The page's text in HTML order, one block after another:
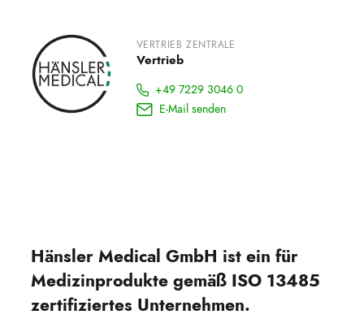
VERTRIEB ZENTRALE
Vertrieb
+49 7229 3046 0
E-Mail senden
Hänsler Medical GmbH ist ein für
Medizinprodukte gemäß ISO 13485
zertifiziertes Unternehmen.